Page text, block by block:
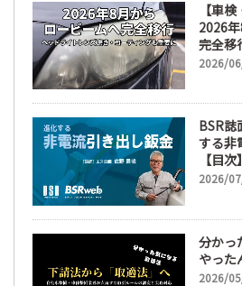
【車
2026
完全移
ズ磨き
2026/
BSR誌
する非
【目次】
2026/
分か
やった
2026/